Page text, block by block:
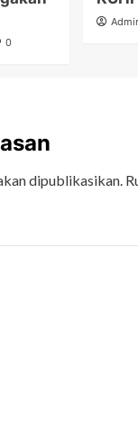
0
dipublikasikan.